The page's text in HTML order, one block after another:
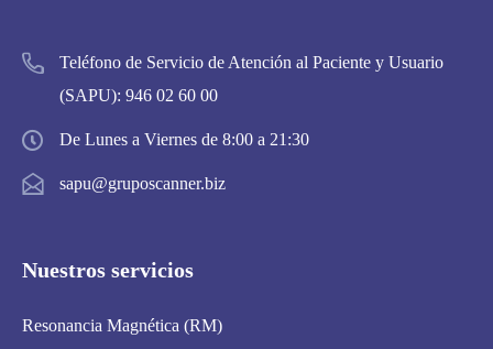
Teléfono de Servicio de Atención al Paciente y Usuario
(SAPU): 946 02 60 00
De Lunes a Viernes de 8:00 a 21:30
sapu@gruposcanner.biz
Nuestros servicios
Resonancia Magnética (RM)